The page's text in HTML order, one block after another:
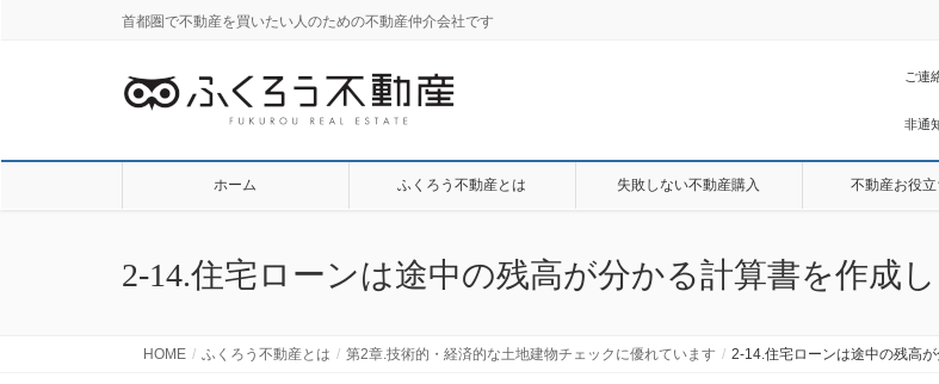
首都圏で不動産を買いたい人のための不動産仲介会社です
ご連
非通
ホーム ふくろう不動産とは 失敗しない不動産購入 不動産お役
2-14.住宅ローンは途中の残高が分かる計算書を作成
HOME ふくろう不動産とは 第2章.技術的・経済的な土地建物チェックに優れています 2-14.住宅ローンは途中の残高